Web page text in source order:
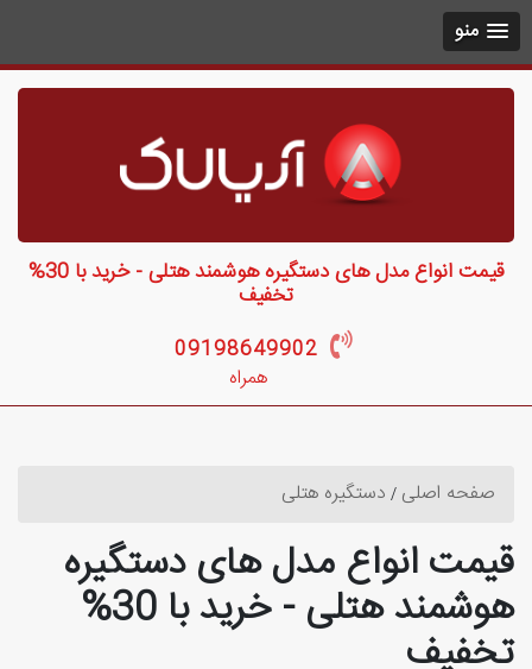
منو
قیمت انواع مدل های دستگیره هوشمند هتلی - خرید با 30%
تخفیف
09198649902
همراه
صفحه اصلی دستگیره هتلی
قیمت انواع مدل های دستگیره
هوشمند هتلی - خرید با 30%
تخفیف